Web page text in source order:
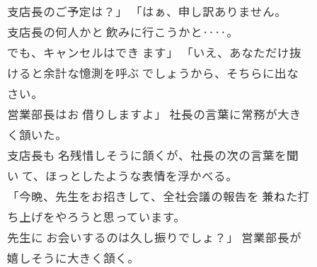
支店長のご予定は？」 「はぁ、申し訳ありません。
支店長の何人かと 飲みに行こうかと‥‥。
でも、キャンセルはでき ます」 「いえ、あなただけ抜
けると余計な憶測を呼ぶ でしょうから、そちらに出な
さい。
営業部長はお 借りしますよ」 社長の言葉に常務が大き
く頷いた。
支店長も 名残惜しそうに頷くが、社長の次の言葉を聞
い て、ほっとしたような表情を浮かべる。
「今晩、先生をお招きして、全社会議の報告を 兼ねた打
ち上げをやろうと思っています。
先生に お会いするのは久し振りでしょ？」 営業部長が
嬉しそうに大きく頷く。